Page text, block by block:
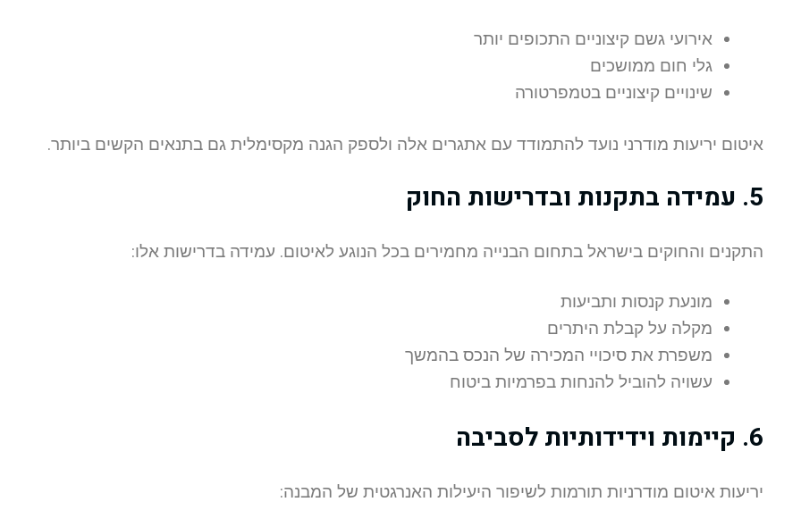
אירועי גשם קיצוניים התכופים יותר
גלי חום ממושכים
שינויים קיצוניים בטמפרטורה
איטום יריעות מודרני נועד להתמודד עם אתגרים אלה ולספק הגנה מקסימלית גם בתנאים הקשים ביותר.
5. עמידה בתקנות ובדרישות החוק
התקנים והחוקים בישראל בתחום הבנייה מחמירים בכל הנוגע לאיטום. עמידה בדרישות אלו:
מונעת קנסות ותביעות
מקלה על קבלת היתרים
משפרת את סיכויי המכירה של הנכס בהמשך
עשויה להוביל להנחות בפרמיות ביטוח
6. קיימות וידידותיות לסביבה
יריעות איטום מודרניות תורמות לשיפור היעילות האנרגטית של המבנה: